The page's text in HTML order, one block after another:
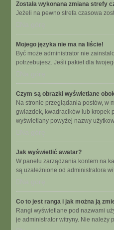
Została wykonana zmiana strefy
Jeżeli na pewno strefa czasowa
Mojego języka nie ma na liście!
Być może administrator nie
potrzebujesz. Jeśli pakiet dla
Czym są obrazki wyświetlane
Na stronie przeglądania postów, w
gwiazdek, kwadracików lub kropek
wyświetlany powyżej nazwy
Jak wyświetlić awatar?
W panelu zarządzania kontem na
są uzależnione od administratora
Co to jest ranga i jak można ją
Rangi wyświetlane pod nazwami
je administrator witryny. Nie należy